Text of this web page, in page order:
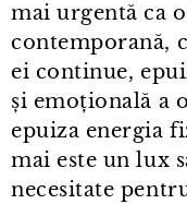
mai urgentă ca
contemporană,
ei continue,
și emoțională a
epuiza energia
mai este un lux
necesitate